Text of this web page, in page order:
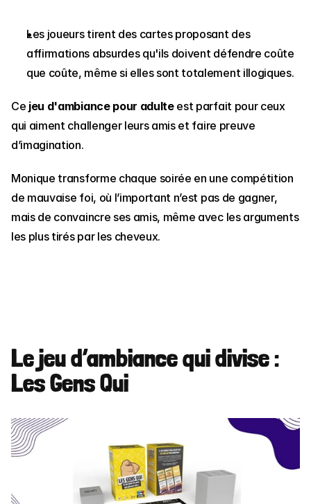
Les joueurs tirent des cartes proposant des
affirmations absurdes qu'ils doivent défendre coûte
que coûte, même si elles sont totalement illogiques.
Ce jeu d'ambiance pour adulte est parfait pour ceux
qui aiment challenger leurs amis et faire preuve
d’imagination.
Monique transforme chaque soirée en une compétition
de mauvaise foi, où l’important n’est pas de gagner,
mais de convaincre ses amis, même avec les arguments
les plus tirés par les cheveux.
Le jeu d’ambiance qui divise :
Les Gens Qui